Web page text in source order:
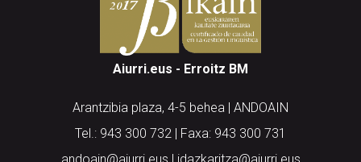
Aiurri.eus - Erroitz BM
Arantzibia plaza, 4-5 behea | ANDOAIN
Tel.: 943 300 732 | Faxa: 943 300 731
andoain@aiurri.eus | idazkaritza@aiurri.eus